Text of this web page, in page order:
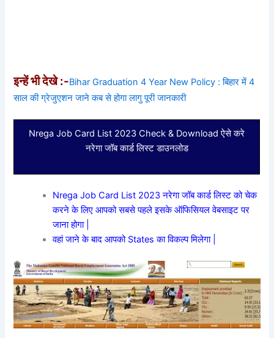
इन्हें भी देखे :-Bihar Graduation 4 Year New Policy : बिहार में 4
साल की ग्रेजुएशन जाने कब से होगा लागु पूरी जानकारी
Nrega Job Card List 2023 Check & Download ऐसे करे
नरेगा जॉब कार्ड लिस्ट डाउनलोड
Nrega Job Card List 2023 नरेगा जॉब कार्ड लिस्ट को चेक
करने के लिए आपको सबसे पहले इसके ऑफिसियल वेबसाइट पर
जाना होगा |
वहां जाने के बाद आपको States का विकल्प मिलेगा |